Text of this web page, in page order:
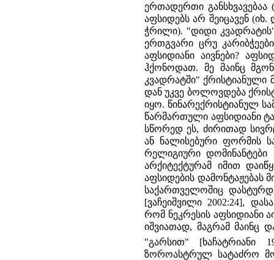
ერთადერთი განსხვავებაა
აფსიდებს არ შეიცავენ (იხ.
ჭრილი). "დიდი
ერთგვარი ცრუ
აფსიდიანი აივნე­ბი?
ჰქონოდათ. მე მაინც
კვადრატში" ქრისტიანული
დან უკვე ბოლოვდება
იყო. წინარექრისტიანულ
წარმარ­თული აფსიდიანი
სწორედ ეს, ძირითად
ან ნალისებური ფორმის
რელიგიური დომი­ნანტები
არქიტექტურამ იმით
აფსიდების დამონტაჟებას
საქართველოშიც
[ვაჩეიშვილი 2002:24],
რომ ნეკრესის აფსიდი­ანი
იშვიათად, მაგრამ მაინც
"გარსით" [ხაჩატრიანი
ზოროასტრულ სატაძრო